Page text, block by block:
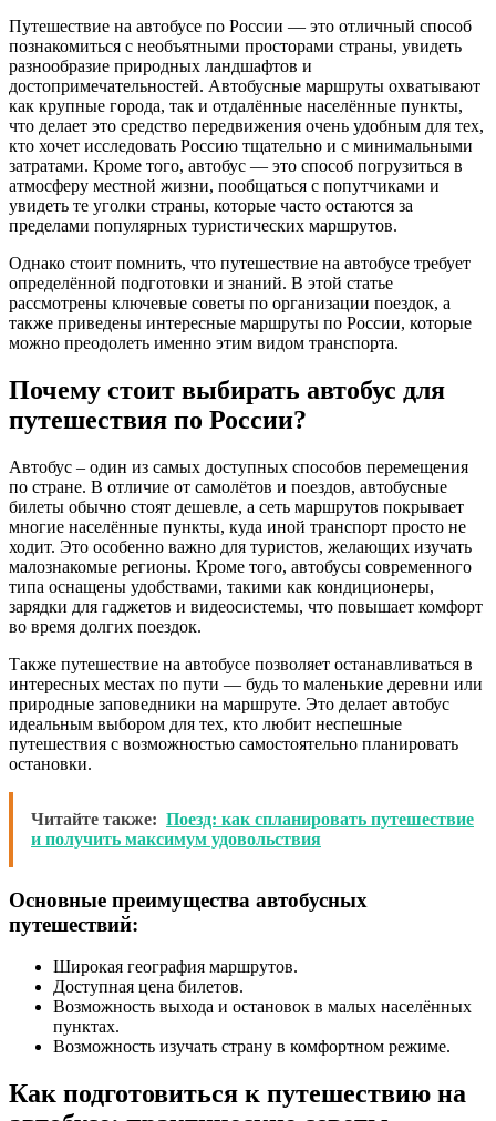
Путешествие на автобусе по России — это отличный способ
познакомиться с необъятными просторами страны, увидеть
разнообразие природных ландшафтов и
достопримечательностей. Автобусные маршруты охватывают
как крупные города, так и отдалённые населённые пункты,
что делает это средство передвижения очень удобным для тех,
кто хочет исследовать Россию тщательно и с минимальными
затратами. Кроме того, автобус — это способ погрузиться в
атмосферу местной жизни, пообщаться с попутчиками и
увидеть те уголки страны, которые часто остаются за
пределами популярных туристических маршрутов.
Однако стоит помнить, что путешествие на автобусе требует
определённой подготовки и знаний. В этой статье
рассмотрены ключевые советы по организации поездок, а
также приведены интересные маршруты по России, которые
можно преодолеть именно этим видом транспорта.
Почему стоит выбирать автобус для
путешествия по России?
Автобус – один из самых доступных способов перемещения
по стране. В отличие от самолётов и поездов, автобусные
билеты обычно стоят дешевле, а сеть маршрутов покрывает
многие населённые пункты, куда иной транспорт просто не
ходит. Это особенно важно для туристов, желающих изучать
малознакомые регионы. Кроме того, автобусы современного
типа оснащены удобствами, такими как кондиционеры,
зарядки для гаджетов и видеосистемы, что повышает комфорт
во время долгих поездок.
Также путешествие на автобусе позволяет останавливаться в
интересных местах по пути — будь то маленькие деревни или
природные заповедники на маршруте. Это делает автобус
идеальным выбором для тех, кто любит неспешные
путешествия с возможностью самостоятельно планировать
остановки.
Читайте также: Поезд: как спланировать путешествие
и получить максимум удовольствия
Основные преимущества автобусных
путешествий:
Широкая география маршрутов.
Доступная цена билетов.
Возможность выхода и остановок в малых населённых
пунктах.
Возможность изучать страну в комфортном режиме.
Как подготовиться к путешествию на